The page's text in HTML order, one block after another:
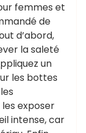
femmes et
de
d’abord,
la saleté
un
les bottes
exposer
intense, car